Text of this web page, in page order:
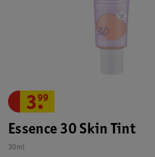
Essence 30 Skin Tint
30ml
3.
99